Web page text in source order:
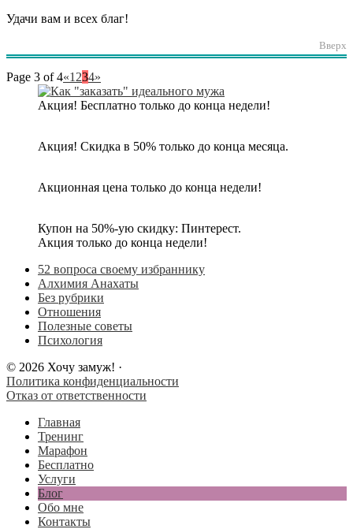
Удачи вам и всех благ!
Вверх
Page 3 of 4«1 234»
Акция! Бесплатно только до конца недели!
Акция! Скидка в 50% только до конца месяца.
Акционная цена только до конца недели!
Купон на 50%-ую скидку: Пинтерест.
Акция только до конца недели!
52 вопроса своему избраннику
Алхимия Анахаты
Без рубрики
Отношения
Полезные советы
Психология
© 2026 Хочу замуж! ·
Политика конфиденциальности
Отказ от ответственности
Главная
Тренинг
Марафон
Бесплатно
Услуги
Блог
Обо мне
Контакты